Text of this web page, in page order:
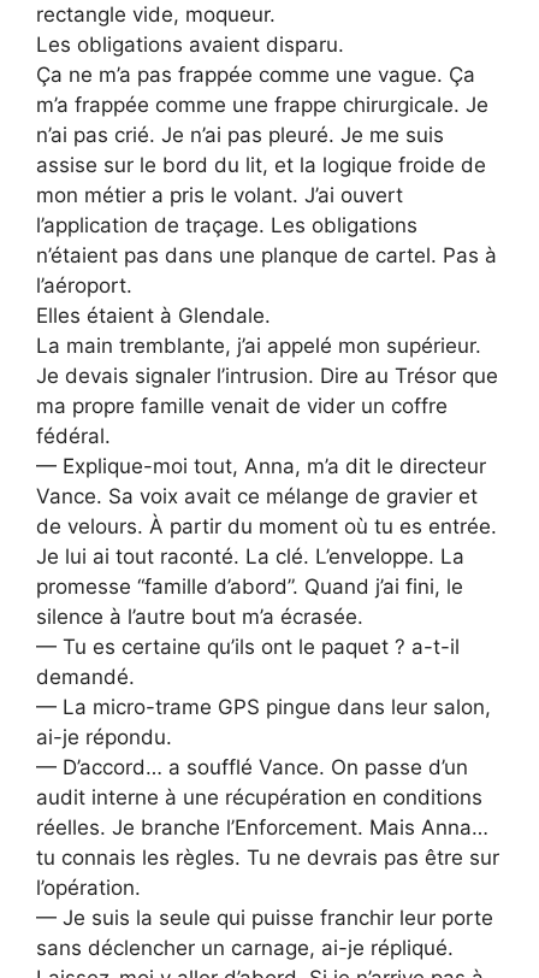
rectangle vide, moqueur.
Les obligations avaient disparu.
Ça ne m’a pas frappée comme une vague. Ça
m’a frappée comme une frappe chirurgicale. Je
n’ai pas crié. Je n’ai pas pleuré. Je me suis
assise sur le bord du lit, et la logique froide de
mon métier a pris le volant. J’ai ouvert
l’application de traçage. Les obligations
n’étaient pas dans une planque de cartel. Pas à
l’aéroport.
Elles étaient à Glendale.
La main tremblante, j’ai appelé mon supérieur.
Je devais signaler l’intrusion. Dire au Trésor que
ma propre famille venait de vider un coffre
fédéral.
— Explique-moi tout, Anna, m’a dit le directeur
Vance. Sa voix avait ce mélange de gravier et
de velours. À partir du moment où tu es entrée.
Je lui ai tout raconté. La clé. L’enveloppe. La
promesse “famille d’abord”. Quand j’ai fini, le
silence à l’autre bout m’a écrasée.
— Tu es certaine qu’ils ont le paquet ? a-t-il
demandé.
— La micro-trame GPS pingue dans leur salon,
ai-je répondu.
— D’accord… a soufflé Vance. On passe d’un
audit interne à une récupération en conditions
réelles. Je branche l’Enforcement. Mais Anna…
tu connais les règles. Tu ne devrais pas être sur
l’opération.
— Je suis la seule qui puisse franchir leur porte
sans déclencher un carnage, ai-je répliqué.